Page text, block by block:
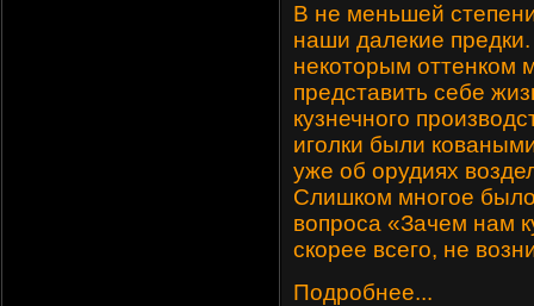
В не меньшей
наши далекие
некоторым оттенком
представить себе
кузнечного
иголки были
уже об орудиях
Слишком многое
вопроса «Зачем нам
скорее всего, не
Подробнее...